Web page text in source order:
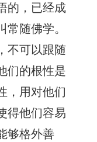
的，已经成
随佛学。
不可以跟随
们的根性是
，用对他们
得他们容易
够格外善